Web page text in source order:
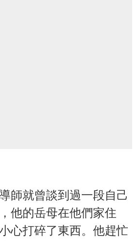
師就曾談到過一段自己
他的岳母在他們家住
心打碎了東西。他趕忙